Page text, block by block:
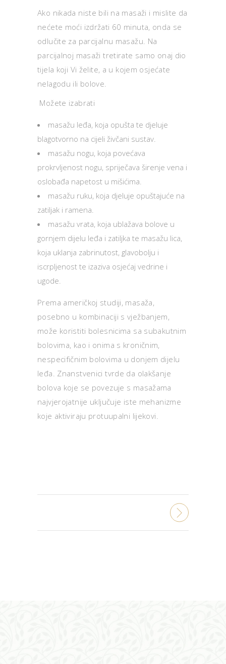
Ako nikada niste bili na masaži i mislite da
nećete moći izdržati 60 minuta, onda se
odlučite za parcijalnu masažu. Na
parcijalnoj masaži tretirate samo onaj dio
tijela koji Vi želite, a u kojem osjećate
nelagodu ili bolove.
Možete izabrati
masažu leđa, koja opušta te djeluje
blagotvorno na cijeli živčani sustav.
masažu nogu, koja povećava
prokrvljenost nogu, spriječava širenje vena i
oslobađa napetost u mišićima.
masažu ruku, koja djeluje opuštajuće na
zatiljak i ramena.
masažu vrata, koja ublažava bolove u
gornjem dijelu leđa i zatiljka te masažu lica,
koja uklanja zabrinutost, glavobolju i
iscrpljenost te izaziva osjećaj vedrine i
ugode.
Prema američkoj studiji, masaža,
posebno u kombinaciji s vježbanjem,
može koristiti bolesnicima sa subakutnim
bolovima, kao i onima s kroničnim,
nespecifičnim bolovima u donjem dijelu
leđa. Znanstvenici tvrde da olakšanje
bolova koje se povezuje s masažama
najvjerojatnije uključuje iste mehanizme
koje aktiviraju protuupalni lijekovi.